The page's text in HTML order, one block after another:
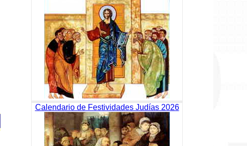
Calendario de Festividades Judías 2026